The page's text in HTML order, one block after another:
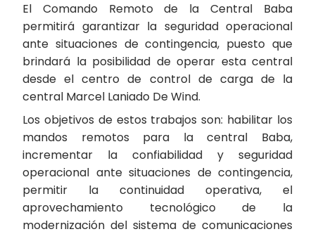
El Comando Remoto de la Central Baba
permitirá garantizar la seguridad operacional
ante situaciones de contingencia, puesto que
brindará la posibilidad de operar esta central
desde el centro de control de carga de la
central Marcel Laniado De Wind.
Los objetivos de estos trabajos son: habilitar los
mandos remotos para la central Baba,
incrementar la confiabilidad y seguridad
operacional ante situaciones de contingencia,
permitir la continuidad operativa, el
aprovechamiento tecnológico de la
modernización del sistema de comunicaciones